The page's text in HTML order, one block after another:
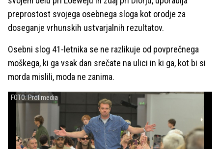
preprostost svojega osebnega sloga kot orodje za
doseganje vrhunskih ustvarjalnih rezultatov.
Osebni slog 41-letnika se ne razlikuje od povprečnega
moškega, ki ga vsak dan srečate na ulici in ki ga, kot bi si
morda mislili, moda ne zanima.
FOTO: Profimedia